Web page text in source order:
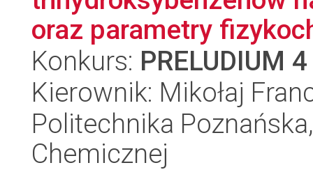
oraz parametry
Konkurs: PRELUDIUM 4
Kierownik: Mikołaj
Politechnika
Chemicznej